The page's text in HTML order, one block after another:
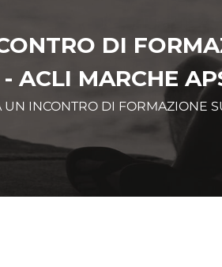
DI
ACLI MARCHE
UN INCONTRO DI FORMAZIONE